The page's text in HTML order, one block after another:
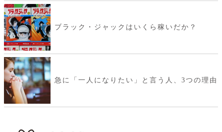
ブラック・ジャックはいくら稼いだか？
急に「一人になりたい」と言う人、3つの理由